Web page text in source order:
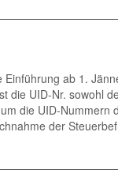
ab 1.
UID-Nr. sowohl
die UID-
der